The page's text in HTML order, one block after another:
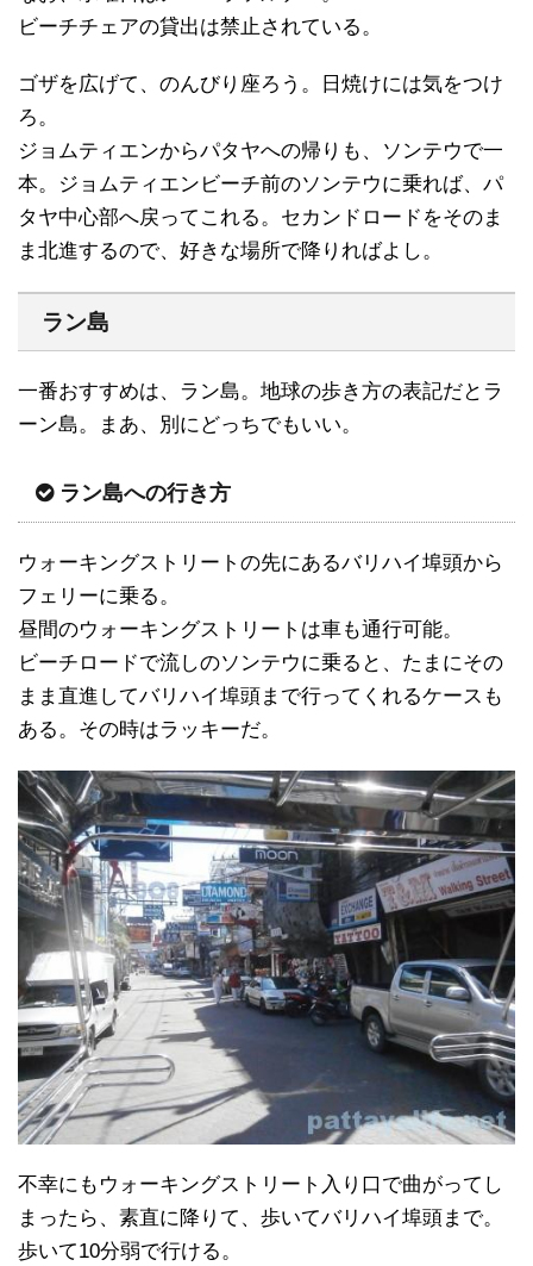
ビーチチェアの貸出は禁止されている。
ゴザを広げて、のんびり座ろう。日焼けには気をつけ
ろ。
ジョムティエンからパタヤへの帰りも、ソンテウで一
本。ジョムティエンビーチ前のソンテウに乗れば、パ
タヤ中心部へ戻ってこれる。セカンドロードをそのま
ま北進するので、好きな場所で降りればよし。
ラン島
一番おすすめは、ラン島。地球の歩き方の表記だとラ
ーン島。まあ、別にどっちでもいい。
ラン島への行き方
ウォーキングストリートの先にあるバリハイ埠頭から
フェリーに乗る。
昼間のウォーキングストリートは車も通行可能。
ビーチロードで流しのソンテウに乗ると、たまにその
まま直進してバリハイ埠頭まで行ってくれるケースも
ある。その時はラッキーだ。
不幸にもウォーキングストリート入り口で曲がってし
まったら、素直に降りて、歩いてバリハイ埠頭まで。
歩いて10分弱で行ける。